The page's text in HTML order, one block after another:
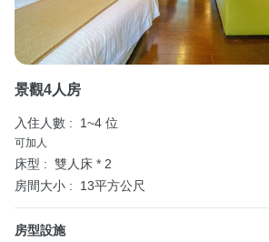
景觀4人房
入住人數 : 1~4 位
可加人
床型 : 雙人床 * 2
房間大小 :
13平方公尺
房型設施